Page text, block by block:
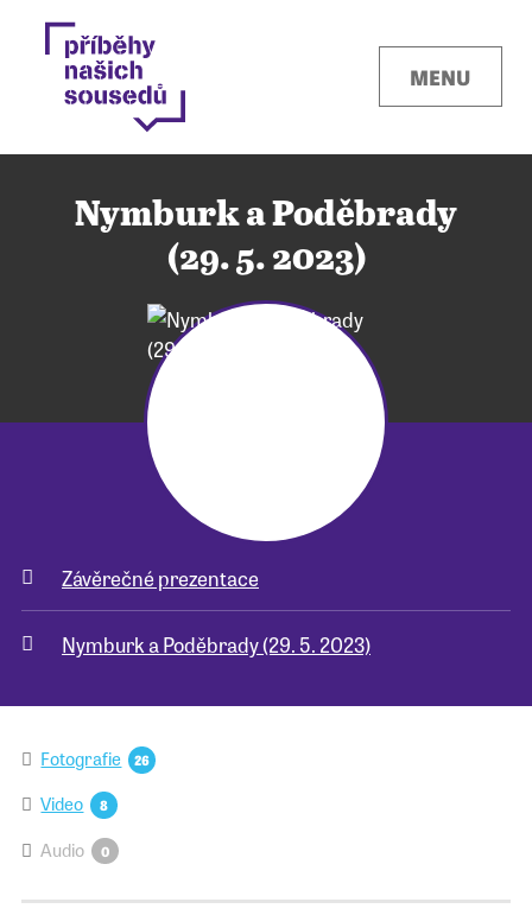
MENU
Pro školy
Příběhy našich sousedů
Nymburk a Poděbrady
(29. 5. 2023)
Závěrečné prezentace
Nymburk a Poděbrady (29. 5. 2023)
Fotografie 26
Video 8
Audio 0